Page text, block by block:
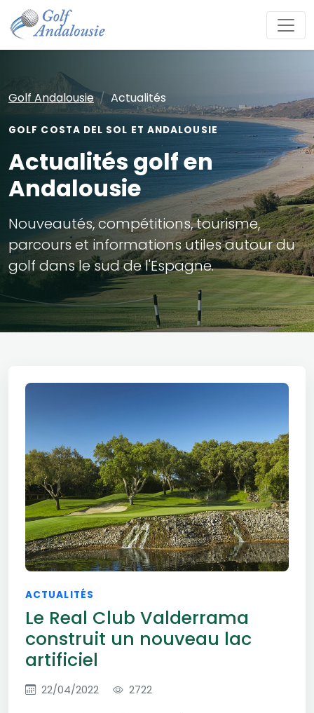
Golf Andalousie Actualités
GOLF COSTA DEL SOL ET ANDALOUSIE
Actualités golf en
Andalousie
Nouveautés, compétitions, tourisme,
parcours et informations utiles autour du
golf dans le sud de l'Espagne.
ACTUALITÉS
Le Real Club Valderrama
construit un nouveau lac
artificiel
22/04/2022 2722